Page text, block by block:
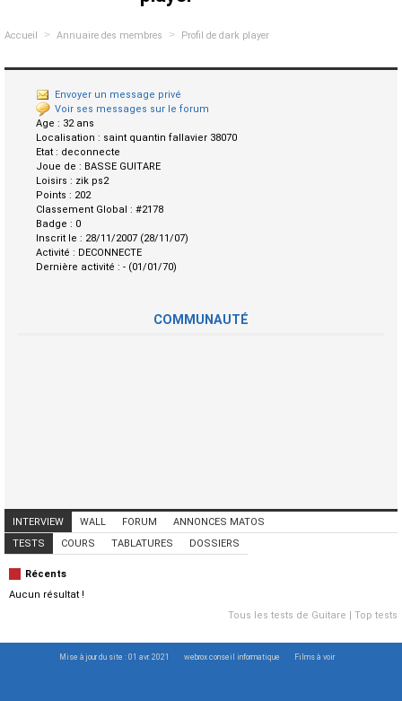
Accueil > Annuaire des membres > Profil de dark player
Envoyer un message privé
Voir ses messages sur le forum
Age : 32 ans
Localisation : saint quantin fallavier 38070
Etat : deconnecte
Joue de : BASSE GUITARE
Loisirs : zik ps2
Points : 202
Classement Global : #2178
Badge : 0
Inscrit le : 28/11/2007 (28/11/07)
Activité : DECONNECTE
Dernière activité : - (01/01/70)
COMMUNAUTÉ
INTERVIEW WALL FORUM
ANNONCES MATOS
ANNONCES MUSICIENS
CONCERTS
TESTS COURS TABLATURES DOSSIERS
Récents
Aucun résultat !
Tous les tests de Guitare
Top tests
Mise à jour du site : 01 avr. 2021 webrox conseil informatique Films à voir